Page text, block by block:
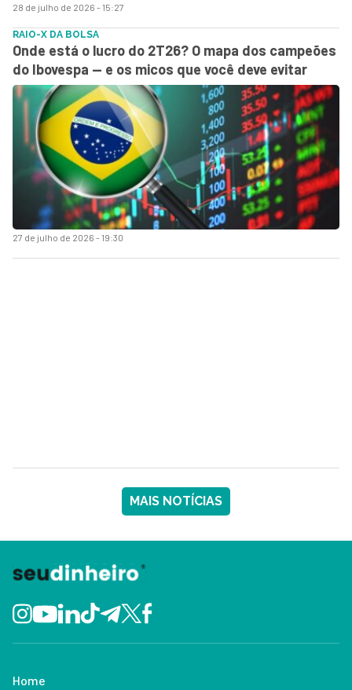
28 de julho de 2026 - 15:27
27 de julho de 2026 - 19:30
RAIO-X DA BOLSA
Onde está o lucro do 2T26? O mapa dos campeões
do Ibovespa — e os micos que você deve evitar
MAIS NOTÍCIAS
Home